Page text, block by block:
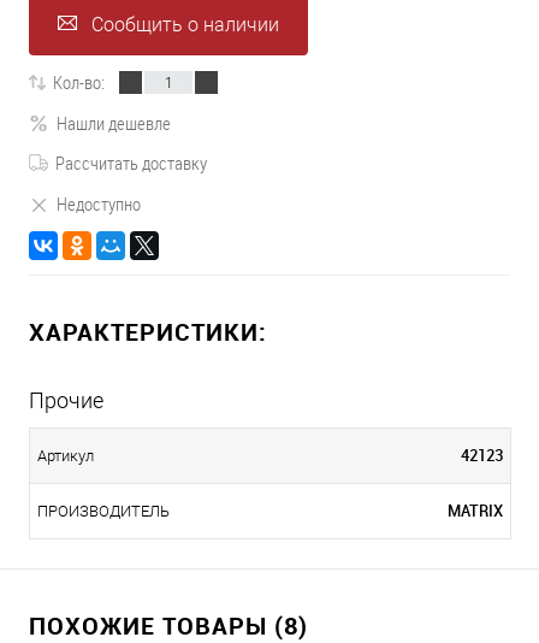
Сообщить о наличии
Кол-во:
Нашли дешевле
Рассчитать доставку
Недоступно
ХАРАКТЕРИСТИКИ:
Прочие
Артикул 42123
ПРОИЗВОДИТЕЛЬ MATRIX
ПОХОЖИЕ ТОВАРЫ (8)